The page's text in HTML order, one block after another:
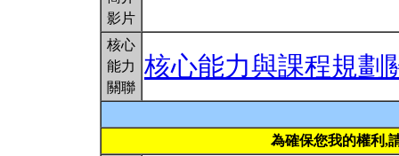
影片
核心
能力
關聯
核心能力與課程規劃
為確保您我的權利,